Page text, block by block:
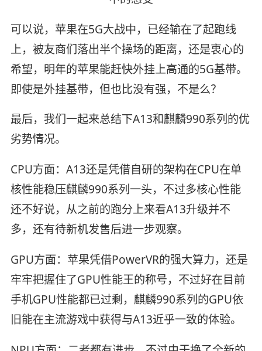
可以说，苹果在5G大战中，已经输在了起跑线
上，被友商们落出半个操场的距离，还是衷心的
希望，明年的苹果能赶快外挂上高通的5G基带。
即使是外挂基带，但也比没有强，不是么？
最后，我们一起来总结下A13和麒麟990系列的优
劣势情况。
CPU方面：A13还是凭借自研的架构在CPU在单
核性能稳压麒麟990系列一头，不过多核心性能
还不好说，从之前的跑分上来看A13升级并不
多，还有待新机发售后进一步观察。
GPU方面：苹果凭借PowerVR的强大算力，还是
牢牢把握住了GPU性能王的称号，不过好在目前
手机GPU性能都已过剩，麒麟990系列的GPU依
旧能在主流游戏中获得与A13近乎一致的体验。